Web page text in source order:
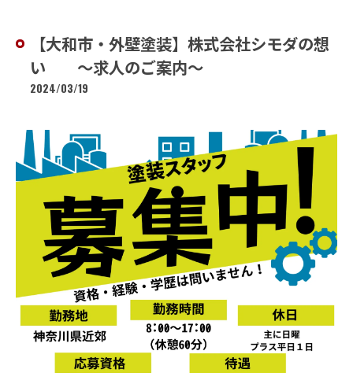
【大和市・外壁塗装】株式会社シモダの想
い ～求人のご案内～
2024/03/19